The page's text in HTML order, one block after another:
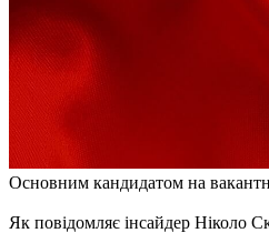
Основним кандидатом на
Як повідомляє інсайдер Ніколо